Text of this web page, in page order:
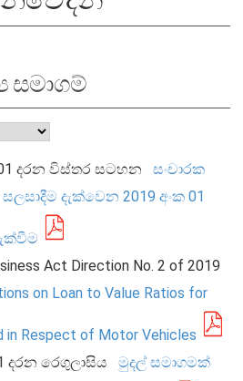
සමාගම්
01 දරන විස්තර සටහන
සංචාරක
දැක්වෙන 2019 අංක 01
Act Direction No. 2 of 2019
on Loan to Value Ratios for
in Respect of Motor Vehicles
දරන රෙගුලාසිය මුදල් සමාගමක්